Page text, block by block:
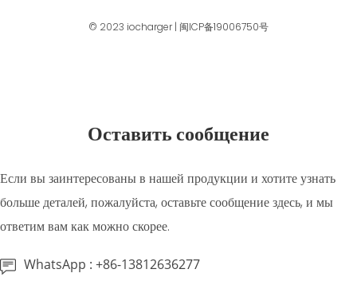
© 2023 iocharger| 闽ICP备19006750号
Оставить сообщение
Если вы заинтересованы в нашей продукции и хотите узнать
больше деталей, пожалуйста, оставьте сообщение здесь, и мы
ответим вам как можно скорее.
WhatsApp : +86-13812636277